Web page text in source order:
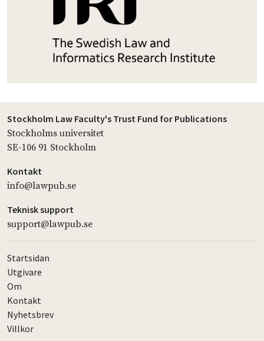
Stockholm Law Faculty's Trust Fund for Publications
Stockholms universitet
SE-106 91 Stockholm
Kontakt
info@lawpub.se
Teknisk support
support@lawpub.se
Startsidan
Utgivare
Om
Kontakt
Nyhetsbrev
Villkor